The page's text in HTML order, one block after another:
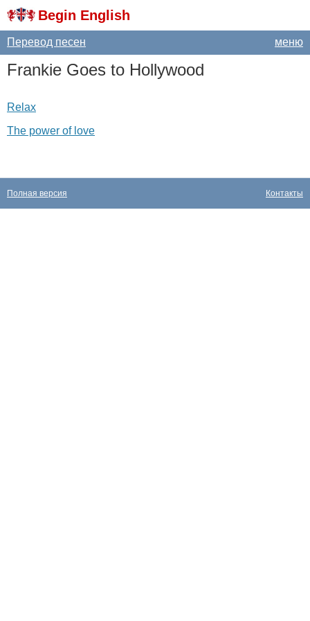
Begin English
меню
Перевод песен
Frankie Goes to Hollywood
Relax
The power of love
Контакты
Полная версия